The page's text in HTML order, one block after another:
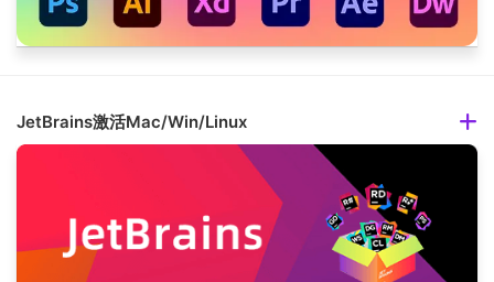
JetBrains激活Mac/Win/Linux